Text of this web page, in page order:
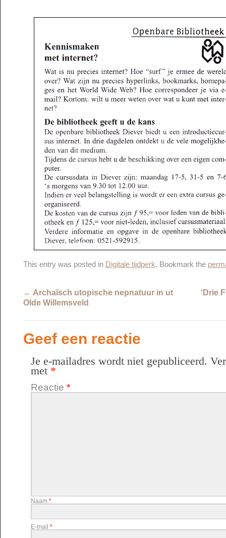
This entry was posted in Digitale tijdperk. Bookmark the
← Archaïsch utopische nepnatuur in ut
Olde Willemsveld
‘Drie
Geef een reactie
Je e-mailadres wordt niet gepubliceerd.
met *
Reactie *
Naam *
E-mail *